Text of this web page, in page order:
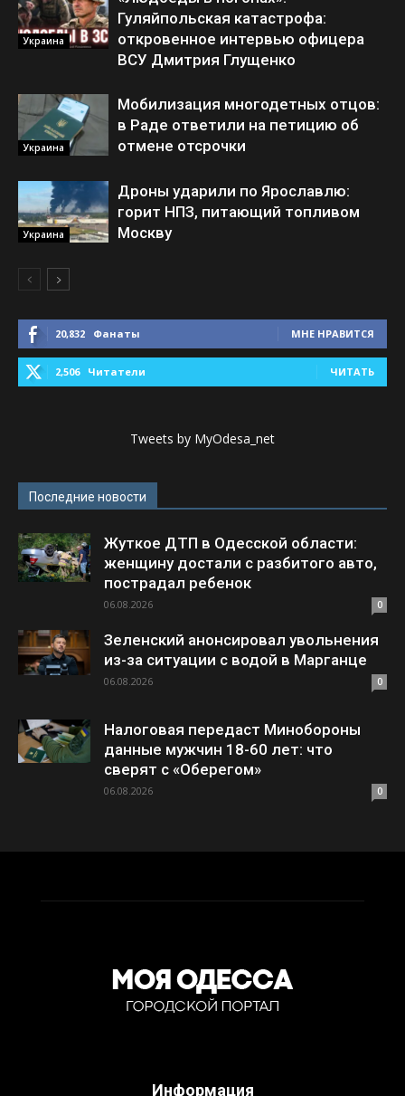
Украина
Гуляйпольская катастрофа:
откровенное интервью офицера
ВСУ Дмитрия Глущенко
Украина
Мобилизация многодетных отцов:
в Раде ответили на петицию об
отмене отсрочки
Украина
Дроны ударили по Ярославлю:
горит НПЗ, питающий топливом
Москву
20,832 Фанаты МНЕ НРАВИТСЯ
2,506 Читатели ЧИТАТЬ
Tweets by MyOdesa_net
Последние новости
Жуткое ДТП в Одесской области:
женщину достали с разбитого авто,
пострадал ребенок
06.08.2026 0
Зеленский анонсировал увольнения
из-за ситуации с водой в Марганце
06.08.2026 0
Налоговая передаст Минобороны
данные мужчин 18-60 лет: что
сверят с «Оберегом»
06.08.2026 0
Информация